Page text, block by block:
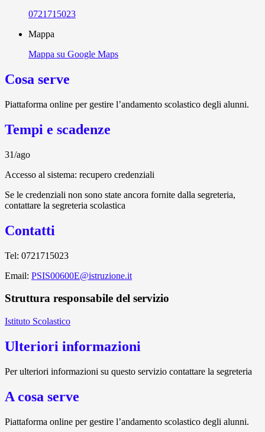
0721715023
Mappa
Mappa su Google Maps
Cosa serve
Piattaforma online per gestire l’andamento scolastico degli alunni.
Tempi e scadenze
31/ago
Accesso al sistema: recupero credenziali
Se le credenziali non sono state ancora fornite dalla segreteria,
contattare la segreteria scolastica
Contatti
Tel: 0721715023
Email: PSIS00600E@istruzione.it
Struttura responsabile del servizio
Istituto Scolastico
Ulteriori informazioni
Per ulteriori informazioni su questo servizio contattare la segreteria
A cosa serve
Piattaforma online per gestire l’andamento scolastico degli alunni.